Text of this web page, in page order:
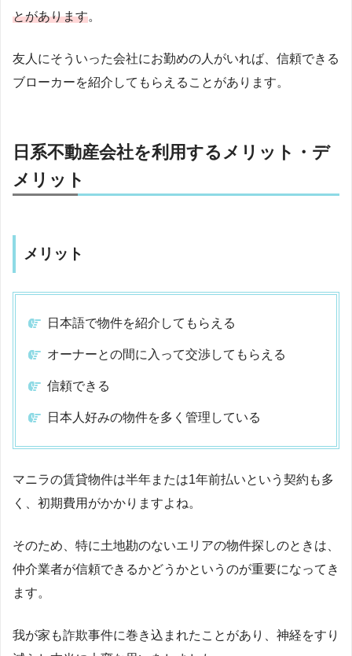
とがあります。
友人にそういった会社にお勤めの人がいれば、信頼できる
ブローカーを紹介してもらえることがあります。
日系不動産会社を利用するメリット・デ
メリット
メリット
日本語で物件を紹介してもらえる
オーナーとの間に入って交渉してもらえる
信頼できる
日本人好みの物件を多く管理している
マニラの賃貸物件は半年または1年前払いという契約も多
く、初期費用がかかりますよね。
そのため、特に土地勘のないエリアの物件探しのときは、
仲介業者が信頼できるかどうかというのが重要になってき
ます。
我が家も詐欺事件に巻き込まれたことがあり、神経をすり